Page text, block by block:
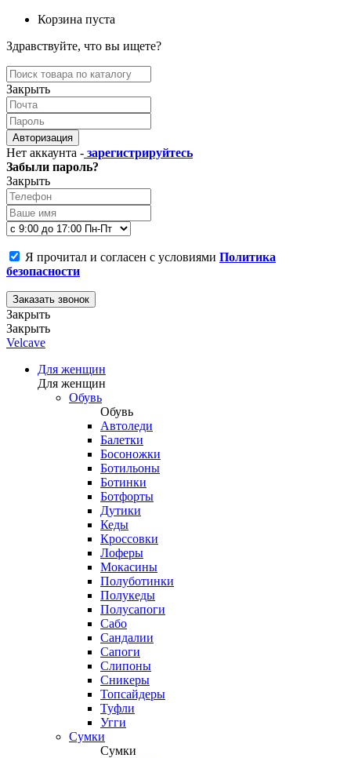
Корзина пуста
Здравствуйте, что вы ищете?
Закрыть
Авторизация
Нет аккаунта - зарегистрируйтесь
Забыли пароль?
Закрыть
Я прочитал и согласен с условиями Политика
безопасности
Заказать звонок
Закрыть
Закрыть
Velcave
Для женщин
Для женщин
Обувь
Обувь
Автоледи
Балетки
Босоножки
Ботильоны
Ботинки
Ботфорты
Дутики
Кеды
Кроссовки
Лоферы
Мокасины
Полуботинки
Полукеды
Полусапоги
Сабо
Сандалии
Сапоги
Слипоны
Сникеры
Топсайдеры
Туфли
Угги
Сумки
Сумки